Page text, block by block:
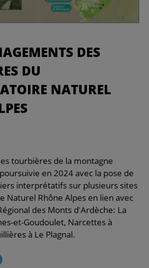
DES
DU
NATUREL
tourbières de la montagne
en 2024 avec la pose de
interprétatifs sur plusieurs sites
Naturel Rhône Alpes en lien avec
des Monts d'Ardèche: La
et-Goudoulet, Narcettes à
à Le Plagnal.